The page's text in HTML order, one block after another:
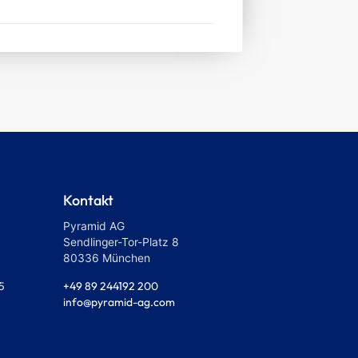
Kontakt
Pyramid AG
Sendlinger-Tor-Platz 8
80336 München
+49 89 244192 200
info@pyramid-ag.com